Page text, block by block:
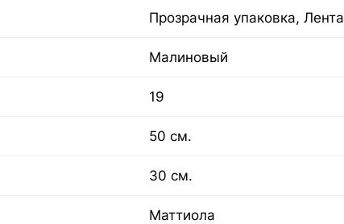
Прозрачная упаковка, Лента
Малиновый
19
50 см.
30 см.
Маттиола